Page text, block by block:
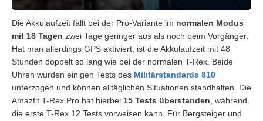
Die Akkulaufzeit fällt bei der Pro-Variante im normalen Modus
mit 18 Tagen zwei Tage geringer aus als noch beim Vorgänger.
Hat man allerdings GPS aktiviert, ist die Akkulaufzeit mit 48
Stunden doppelt so lang wie bei der normalen T-Rex. Beide
Uhren wurden einigen Tests des Militärstandards 810
unterzogen und können alltäglichen Situationen standhalten. Die
Amazfit T-Rex Pro hat hierbei 15 Tests überstanden , während
die erste T-Rex 12 Tests vorweisen kann. Für Bergsteiger und